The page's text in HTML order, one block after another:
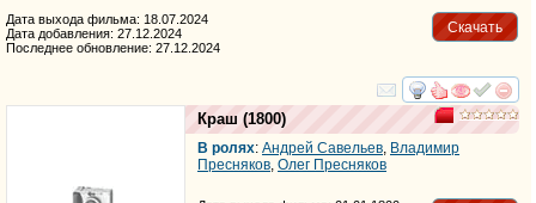
Скачать
Дата выхода фильма: 18.07.2024
Дата добавления: 27.12.2024
Последнее обновление: 27.12.2024
смотреть
Краш (1800)
В ролях: Андрей Савельев Владимир
Пресняков Олег Пресняков